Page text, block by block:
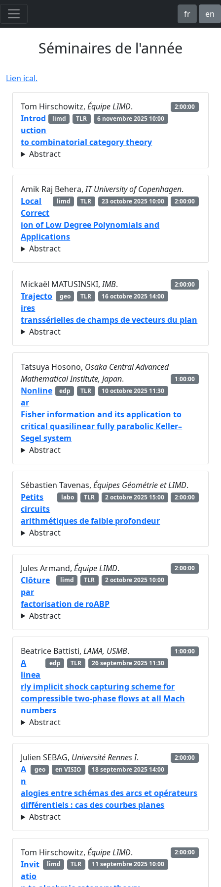
fr en
Séminaires de l'année
Lien ical.
Tom Hirschowitz,Équipe LIMD.
2:00:00
6 novembre 2025 10:00
TLR
limd
Introd
uction
to combinatorial category theory
Abstract
Amik Raj Behera,IT University of Copenhagen.
2:00:00
23 octobre 2025 10:00
TLR
limd
Local
Correct
ion of Low Degree Polynomials and
Applications
Abstract
Mickaël MATUSINSKI,IMB.
2:00:00
16 octobre 2025 14:00
TLR
geo
Trajecto
ires
transsérielles de champs de vecteurs du plan
Abstract
Tatsuya Hosono, Osaka Central Advanced
Mathematical Institute, Japan.
1:00:00
10 octobre 2025 11:30
TLR
edp
Nonline
ar
Fisher information and its application to
critical quasilinear fully parabolic Keller–
Segel system
Abstract
Sébastien Tavenas,Équipes Géométrie et LIMD.
2:00:00
2 octobre 2025 15:00
TLR
labo
Petits
circuits
arithmétiques de faible profondeur
Abstract
Jules Armand,Équipe LIMD.
2:00:00
2 octobre 2025 10:00
TLR
limd
Clôture
par
factorisation de roABP
Abstract
Beatrice Battisti,LAMA, USMB.
1:00:00
26 septembre 2025 11:30
TLR
edp
A
linea
rly implicit shock capturing scheme for
compressible two-phase flows at all Mach
numbers
Abstract
Julien SEBAG, Université Rennes I.
2:00:00
18 septembre 2025 14:00
en VISIO
geo
A
n
alogies entre schémas des arcs et opérateurs
différentiels : cas des courbes planes
Abstract
Tom Hirschowitz,Équipe LIMD.
2:00:00
11 septembre 2025 10:00
TLR
limd
Invit
atio